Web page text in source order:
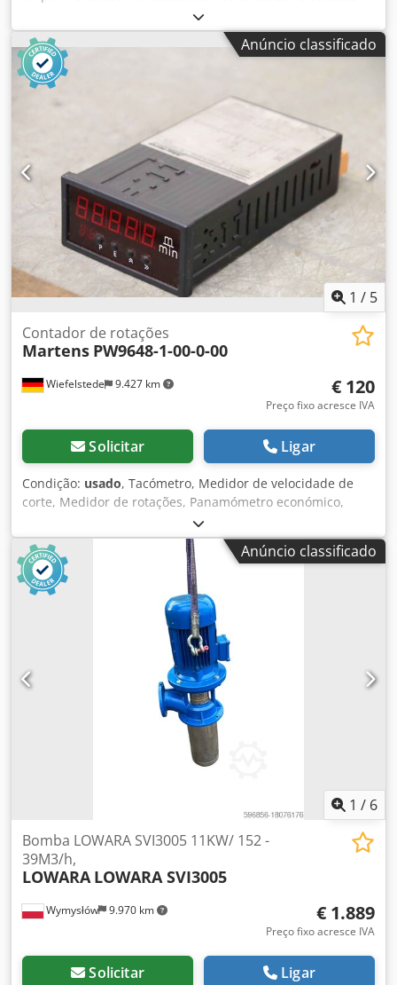
Carcaça em alumínio - Vazão volumétrica: 1060 m³/h -
Quantidade: 3 ventiladores disponíveis - Preço: por
unidade - Dimensões: 560/1160/A340 mm - Peso: 20 kg
Djdpfsb A Shuox Afmekr
Anúncio classificado
1 / 5
Wiefelstede 9.427 km
Contador de rotações
Martens PW9648-1-00-0-00
€ 120
Preço fixo acresce IVA
Solicitar Ligar
Condição: usado, Tacómetro, Medidor de velocidade de
corte, Medidor de rotações, Panamómetro económico,
Medidor de velocidade -Fabricante: Martens, Aparelho de
medição da velocidade de corte Panalmeter económico -
Tipo: PW9648-1-00-0-00 -Dimensão: 180/95/H50 mm -Peso:
0,6 kg Dodpfspcmttox Afmjkr
Anúncio classificado
1 / 6
Wymysłów 9.970 km
Bomba LOWARA SVI3005 11KW/ 152 -
39M3/h,
LOWARA LOWARA SVI3005
€ 1.889
Preço fixo acresce IVA
Solicitar Ligar